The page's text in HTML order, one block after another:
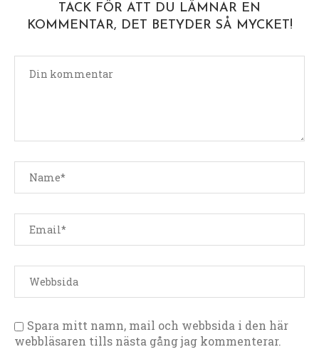
TACK FÖR ATT DU LÄMNAR EN
KOMMENTAR, DET BETYDER SÅ MYCKET!
Spara mitt namn, mail och webbsida i den här
webbläsaren tills nästa gång jag kommenterar.